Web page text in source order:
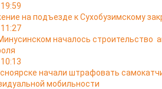
на подъезде к Сухобузимскому
началось строительство
начали штрафовать
мобильности